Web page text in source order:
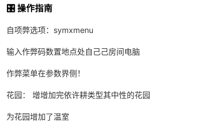
🎛️ 操作指南
自项弊选项：symxmenu
输入作弊码数置地点处自己己房间电脑
作弊菜单在参数界侧！
花园： 增增加完依许耕类型其中性的花园
为花园增加了温室